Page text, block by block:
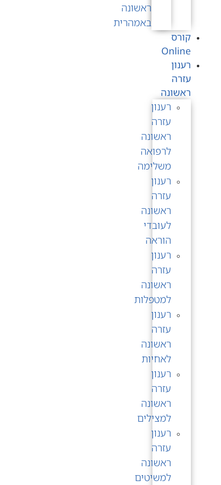
ראשונה
באמהרית
קורס
Online
רענון
עזרה
ראשונה
רענון
עזרה
ראשונה
לרפואה
משלימה
רענון
עזרה
ראשונה
לעובדי
הוראה
רענון
עזרה
ראשונה
למטפלות
רענון
עזרה
ראשונה
לאחיות
רענון
עזרה
ראשונה
למצילים
רענון
עזרה
ראשונה
למשיטים